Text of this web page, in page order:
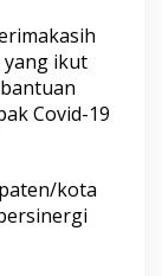
yang ikut
Covid-19
kota